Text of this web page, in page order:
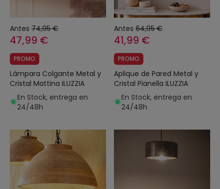
Antes 74,95 €
47,99 €
PROMO
Lámpara Colgante Metal y
Cristal Mattina ILUZZIA
En Stock, entrega en
24/48h
Antes 64,95 €
41,99 €
PROMO
Aplique de Pared Metal y
Cristal Pianella ILUZZIA
En Stock, entrega en
24/48h